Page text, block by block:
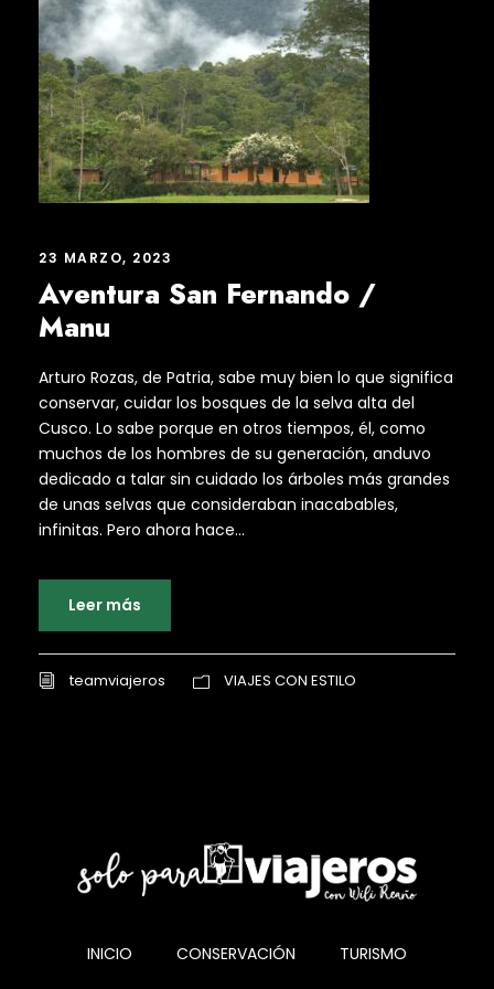
23 MARZO, 2023
Aventura San Fernando /
Manu
Arturo Rozas, de Patria, sabe muy bien lo que significa
conservar, cuidar los bosques de la selva alta del
Cusco. Lo sabe porque en otros tiempos, él, como
muchos de los hombres de su generación, anduvo
dedicado a talar sin cuidado los árboles más grandes
de unas selvas que consideraban inacabables,
infinitas. Pero ahora hace...
Leer más
teamviajeros VIAJES CON ESTILO
INICIO CONSERVACIÓN TURISMO